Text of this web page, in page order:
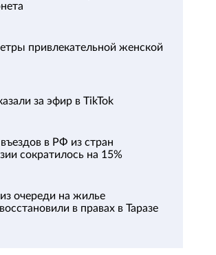
привлекательной женской
за эфир в TikTok
в РФ из стран
сократилось на 15%
очереди на жилье
в правах в Таразе